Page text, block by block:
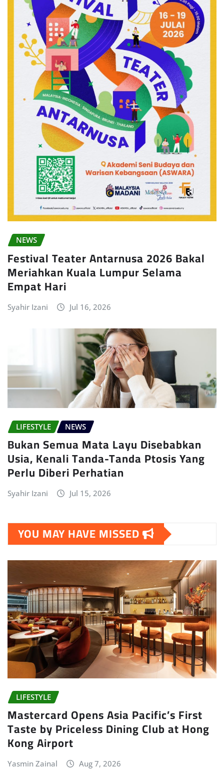
NEWS
Festival Teater Antarnusa 2026 Bakal
Meriahkan Kuala Lumpur Selama
Empat Hari
Syahir Izani Jul 16, 2026
LIFESTYLE NEWS
Bukan Semua Mata Layu Disebabkan
Usia, Kenali Tanda-Tanda Ptosis Yang
Perlu Diberi Perhatian
Syahir Izani Jul 15, 2026
YOU MAY HAVE MISSED
LIFESTYLE
Mastercard Opens Asia Pacific’s First
Taste by Priceless Dining Club at Hong
Kong Airport
Yasmin Zainal Aug 7, 2026